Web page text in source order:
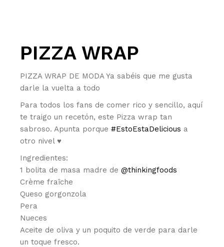
PIZZA WRAP
PIZZA WRAP DE MODA Ya sabéis que me gusta
darle la vuelta a todo
Para todos los fans de comer rico y sencillo, aquí
te traigo un recetón, este Pizza wrap tan
sabroso. Apunta porque#EstoEstaDelicious a
otro nivel ♥️
Ingredientes:
1 bolita de masa madre de@thinkingfoods
Crème fraîche
Queso gorgonzola
Pera
Nueces
Aceite de oliva y un poquito de verde para darle
un toque fresco.